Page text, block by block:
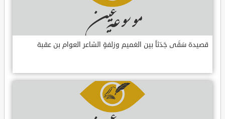
قصيدة سَقَى جَدَثاً بين الغميم وزلفةٍ الشاعر العوام بن عقبة